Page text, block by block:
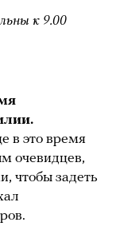
к 9.00
в это время
очевидцев,
чтобы задеть